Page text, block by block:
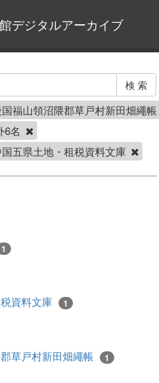
デジタルアーカイブ
福山領沼隈郡草戸村新田畑繩帳
6名
五県土地・租税資料文庫
1
資料文庫 1
草戸村新田畑繩帳 1